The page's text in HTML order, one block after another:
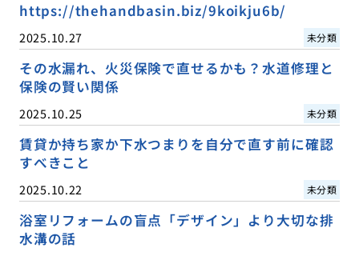
https://thehandbasin.biz/9koikju6b/
2025.10.27 未分類
その水漏れ、火災保険で直せるかも？水道修理と
保険の賢い関係
2025.10.25 未分類
賃貸か持ち家か下水つまりを自分で直す前に確認
すべきこと
2025.10.22 未分類
浴室リフォームの盲点「デザイン」より大切な排
水溝の話